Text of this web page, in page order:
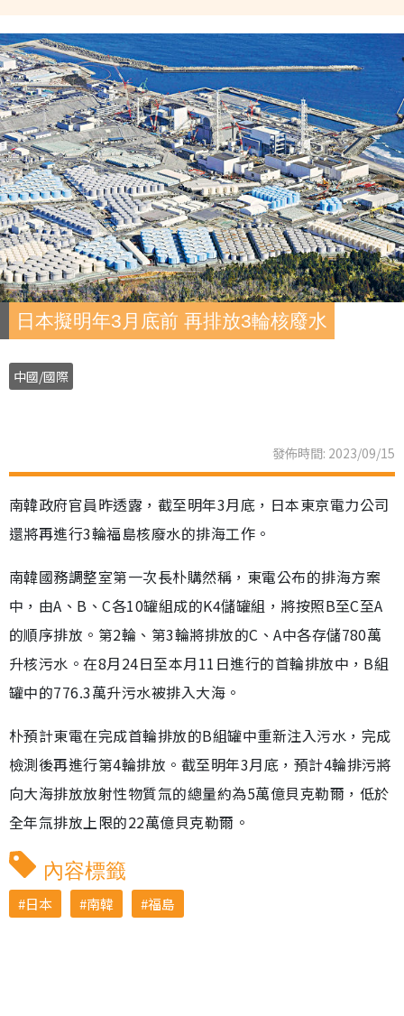
日本擬明年3月底前 再排放3輪核廢水
中國/國際
發佈時間: 2023/09/15
南韓政府官員昨透露，截至明年3月底，日本東京電力公司
還將再進行3輪福島核廢水的排海工作。
南韓國務調整室第一次長朴購然稱，東電公布的排海方案
中，由A、B、C各10罐組成的K4儲罐組，將按照B至C至A
的順序排放。第2輪、第3輪將排放的C、A中各存儲780萬
升核污水。在8月24日至本月11日進行的首輪排放中，B組
罐中的776.3萬升污水被排入大海。
朴預計東電在完成首輪排放的B組罐中重新注入污水，完成
檢測後再進行第4輪排放。截至明年3月底，預計4輪排污將
向大海排放放射性物質氚的總量約為5萬億貝克勒爾，低於
全年氚排放上限的22萬億貝克勒爾。
內容標籤
日本 南韓 福島